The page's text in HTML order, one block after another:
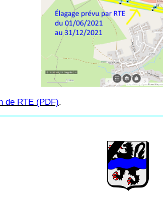
de RTE (PDF).